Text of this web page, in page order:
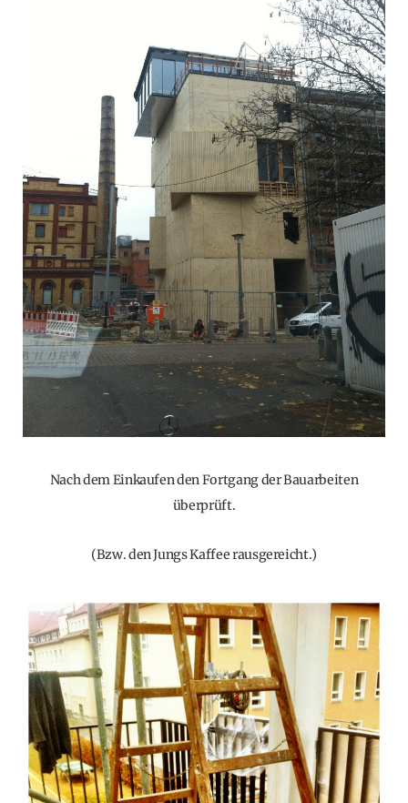
Nach dem Einkaufen den Fortgang der Bauarbeiten
überprüft.
(Bzw. den Jungs Kaffee rausgereicht.)